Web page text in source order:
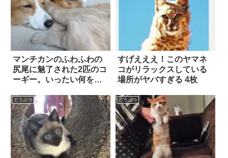
マンチカンのふわふわの
尻尾に魅了された2匹のコ
ーギー。いったい何をし
すげえええ！このヤマネ
コがリラックスしている
場所がヤバすぎる 4枚
どうぶつ どうぶつ